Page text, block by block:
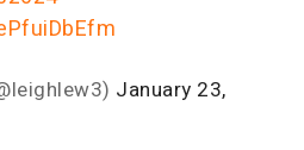
January 23,